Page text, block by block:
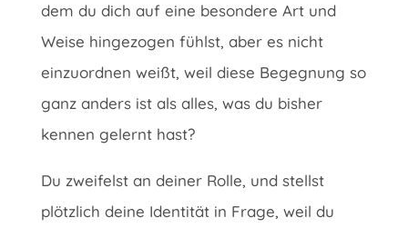
dem du dich auf eine besondere Art und
Weise hingezogen fühlst, aber es nicht
einzuordnen weißt, weil diese Begegnung so
ganz anders ist als alles, was du bisher
kennen gelernt hast?
Du zweifelst an deiner Rolle, und stellst
plötzlich deine Identität in Frage, weil du